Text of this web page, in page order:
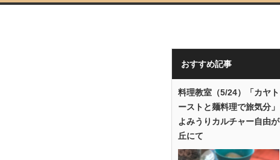
おすすめ記事
料理教室（5/24）「カヤト
ーストと麺料理で旅気分」
よみうりカルチャー自由が
丘にて